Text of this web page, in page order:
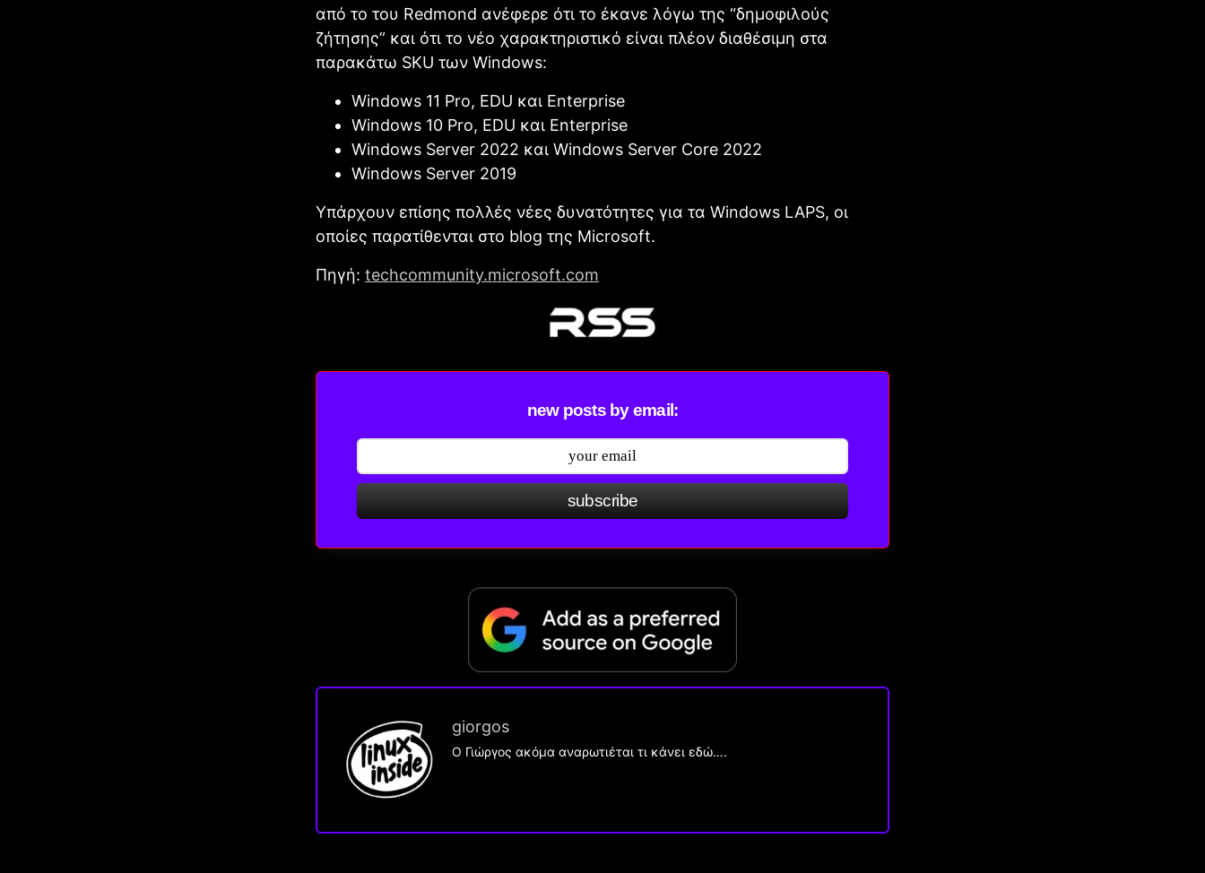
από το του Redmond ανέφερε ότι το έκανε λόγω της “δημοφιλούς
ζήτησης” και ότι το νέο χαρακτηριστικό είναι πλέον διαθέσιμη στα
παρακάτω SKU των Windows:
Windows 11 Pro, EDU και Enterprise
Windows 10 Pro, EDU και Enterprise
Windows Server 2022 και Windows Server Core 2022
Windows Server 2019
Υπάρχουν επίσης πολλές νέες δυνατότητες για τα Windows LAPS, οι
οποίες παρατίθενται στο blog της Microsoft.
Πηγή: techcommunity.microsoft.com
new posts by email:
subscribe
giorgos
Ο Γιώργος ακόμα αναρωτιέται τι κάνει εδώ….